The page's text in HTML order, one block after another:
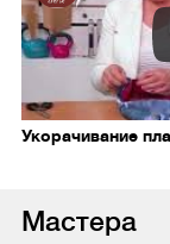
Укорачивание
Мастера